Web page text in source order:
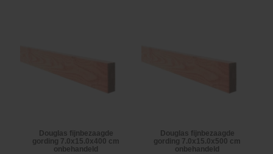
Douglas fijnbezaagde
gording 7.0x15.0x400 cm
onbehandeld
Douglas fijnbezaagde
gording 7.0x15.0x500 cm
onbehandeld